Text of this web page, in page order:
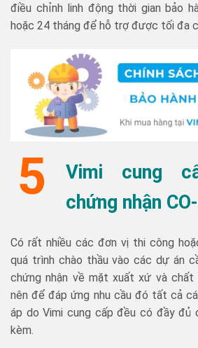
điều chỉnh linh động thời gian bảo
hoặc 24 tháng để hỗ trợ được tối đa
5
Vimi cung
chứng nhận
Có rất nhiều các đơn vị thi công
quá trình chào thầu vào các dự án
chứng nhận về mặt xuất xứ và chất
nên để đáp ứng nhu cầu đó tất cả
áp do Vimi cung cấp đều có đầy đủ
kèm.